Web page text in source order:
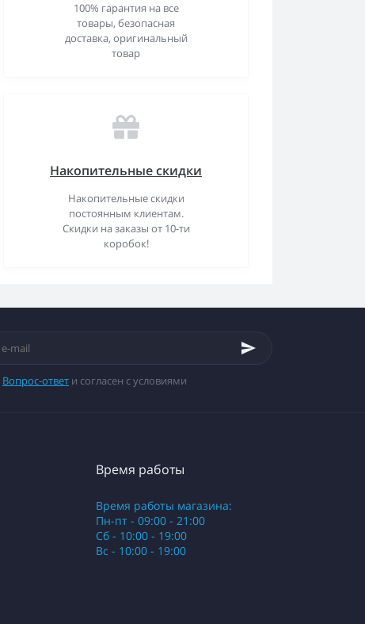
100% гарантия на все
товары, безопасная
доставка, оригинальный
товар
Накопительные скидки
Накопительные скидки
постоянным клиентам.
Скидки на заказы от 10-ти
коробок!
Вопрос-ответ и согласен с условиями
Время работы
Время работы магазина:
Пн-пт - 09:00 - 21:00
Сб - 10:00 - 19:00
Вс - 10:00 - 19:00